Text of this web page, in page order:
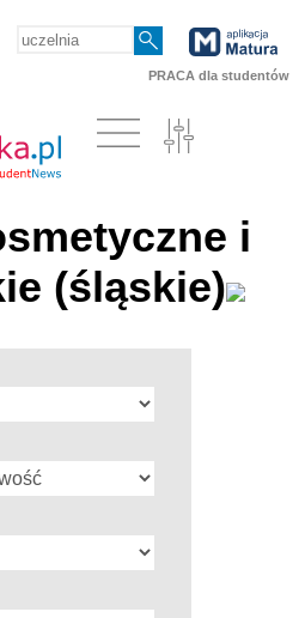
PRACA dla studentów
i
(śląskie)